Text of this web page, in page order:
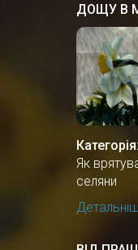
ДОЩУ В
БІЛОЇ
Категорія:
Як
селяни